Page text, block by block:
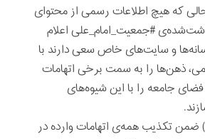
که هیچ اطلاعات رسمی از محتوای
#جمعیت_امام_علی اعلام
و سایت‌های خاص سعی دارند با
ذهن‌ها را به سمت برخی اتهامات
جامعه را با این شیوه‌های
تکذیب همه‌ی اتهامات وارده در